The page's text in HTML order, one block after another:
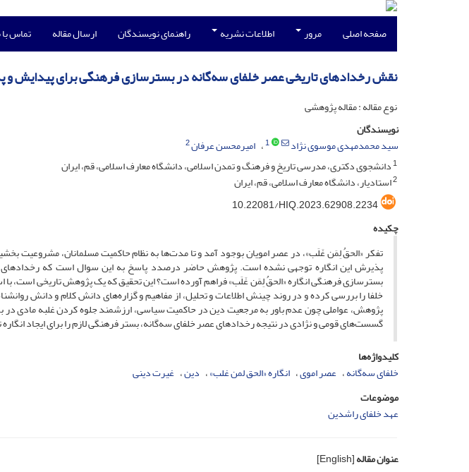
صفحه اصلی مرور اطلاعات نشریه راهنمای نویسندگان ارسال مقاله تماس با
نقش رخدادهای تاریخی عصر خلفای سه‌گانه در بسترسازی فرهنگی برای پیدایش و
نوع مقاله : مقاله پژوهشی
نویسندگان
سید محمدمهدی موسوی نژاد
1 امیرمحسن عرفان2
1دانشجوی دکتری، مدرسی تاریخ و فرهنگ و تمدن اسلامی، دانشگاه معارف اسلامی، قم، ایران
2استادیار، دانشگاه معارف اسلامی، قم، ایران
10.22081/HIQ.2023.62908.2234
چکیده
تفکر «الحقُ لِمَن غَلَب»، در عصر امویان بوجود آمد و تا مدت‌ها به نظام حاکمیت مسلمانان، مشروعیت
پذیرش این انگاره توجهی نشده است. پژوهش حاضر درصدد پاسخ به این سوال است که رخدادهای
بسترسازی فرهنگی انگاره «الحقُ لِمَن غَلَب» فراهم آورده است؟ ‌این تحقیق که یک پژوهش تاریخی است،
خلفا را بررسی کرده و در روند چینش اطلاعات و تحلیل، از مفاهیم و گزاره‌های دانش کلام و دانش
پژوهش، عواملی چون عدم باور به مرجعیت دین در حاکمیت سیاسی، ارزشمند جلوه کردن غلبه مادی
گسست‌های قومی و نژادی در نتیجه رخدادهای عصر خلفای سه‌گانه، بستر فرهنگی لازم را برای ایجاد
کلیدواژه‌ها
خلفای سه‌گانه عصر اموی انگاره «الحق لمن غلب» دین غیرت دینی
موضوعات
عهد خلفای راشدین
عنوان مقاله[English]